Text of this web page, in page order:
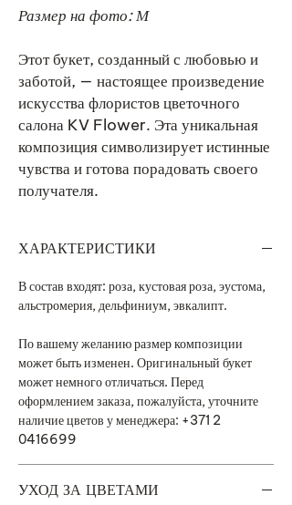
Размер на фото: М
Этот букет, созданный с любовью и
заботой, — настоящее произведение
искусства флористов цветочного
салона KV Flower. Эта уникальная
композиция символизирует истинные
чувства и готова порадовать своего
получателя.
ХАРАКТЕРИСТИКИ
В состав входят: роза, кустовая роза, эустома,
альстромерия, дельфиниум, эвкалипт.
По вашему желанию размер композиции
может быть изменен. Оригинальный букет
может немного отличаться. Перед
оформлением заказа, пожалуйста, уточните
наличие цветов у менеджера: +371 2
0416699
УХОД ЗА ЦВЕТАМИ